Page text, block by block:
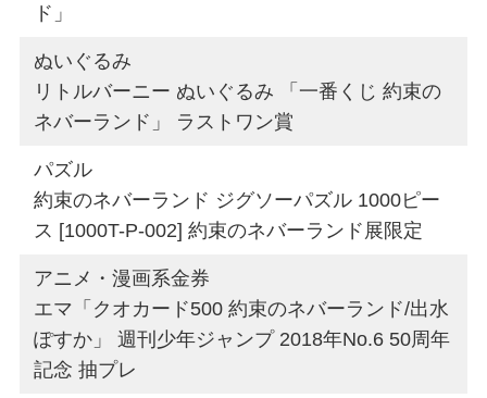
ド」
ぬいぐるみ
リトルバーニー ぬいぐるみ 「一番くじ 約束の
ネバーランド」 ラストワン賞
パズル
約束のネバーランド ジグソーパズル 1000ピー
ス [1000T-P-002] 約束のネバーランド展限定
アニメ・漫画系金券
エマ「クオカード500 約束のネバーランド/出水
ぽすか」 週刊少年ジャンプ 2018年No.6 50周年
記念 抽プレ